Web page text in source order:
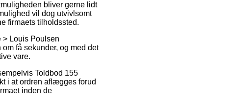
bliver gerne lidt
vil dog utvivlsomt
firmaets tilholdssted.
Louis Poulsen
få sekunder, og med det
vare.
Toldbod 155
i at ordren aflægges forud
inden de